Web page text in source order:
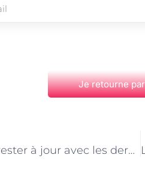
Je retourne
Comment rester à jour avec les dernières technologies en tant qu’analyste business à Paris